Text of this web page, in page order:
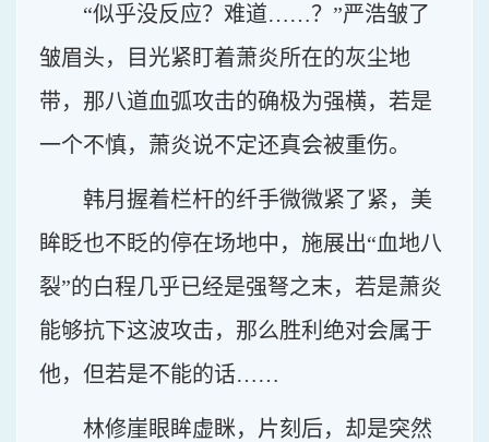
“似乎没反应？难道……？”严浩皱了
皱眉头，目光紧盯着萧炎所在的灰尘地
带，那八道血弧攻击的确极为强横，若是
一个不慎，萧炎说不定还真会被重伤。
韩月握着栏杆的纤手微微紧了紧，美
眸眨也不眨的停在场地中，施展出“血地八
裂”的白程几乎已经是强弩之末，若是萧炎
能够抗下这波攻击，那么胜利绝对会属于
他，但若是不能的话……
林修崖眼眸虚眯，片刻后，却是突然